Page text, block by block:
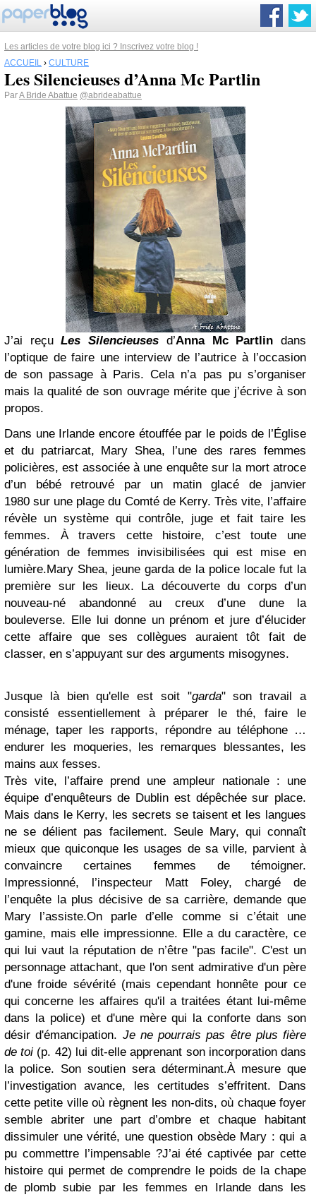
Les articles de votre blog ici ? Inscrivez votre blog !
ACCUEIL › CULTURE
Les Silencieuses d’Anna Mc Partlin
ParA Bride Abattue @abrideabattue
J’ai reçuLes Silencieuses d’Anna Mc Partlin dans
l’optique de faire une interview de l’autrice à l’occasion
de son passage à Paris. Cela n’a pas pu s’organiser
mais la qualité de son ouvrage mérite que j’écrive à son
propos.
Dans une Irlande encore étouffée par le poids de l’Église
et du patriarcat, Mary Shea, l’une des rares femmes
policières, est associée à une enquête sur la mort atroce
d’un bébé retrouvé par un matin glacé de janvier
1980sur une plage du Comté de Kerry. Très vite, l’affaire
révèle un système qui contrôle, juge et fait taire les
femmes. À travers cette histoire, c’est toute une
génération de femmes invisibilisées qui est mise en
lumière.Mary Shea, jeune garda de la police locale fut la
première sur les lieux. La découverte du corps d’un
nouveau-né abandonné au creux d’une dune la
bouleverse. Elle lui donne un prénom et jure d’élucider
cette affaire que ses collègues auraient tôt fait de
classer, en s’appuyant sur des arguments misogynes.
Jusque là bien qu'elleest soit "garda" son travail a
consisté essentiellement à préparer le thé, faire le
ménage, taper les rapports, répondre au téléphone …
endurer les moqueries, les remarques blessantes, les
mains aux fesses.
Très vite, l’affaire prend une ampleur nationale : une
équipe d’enquêteurs de Dublin est dépêchée sur place.
Mais dans le Kerry, les secrets se taisent et les langues
ne se délient pas facilement. Seule Mary, qui connaît
mieux que quiconque les usages de sa ville, parvient à
convaincre certaines femmes de témoigner.
Impressionné, l’inspecteur Matt Foley, chargé de
l’enquête la plus décisive de sa carrière, demande que
Mary l’assiste.On parle d’elle comme si c’était une
gamine, mais elle impressionne. Elle a du caractère, ce
qui lui vaut la réputation de n’être "pas facile". C'est un
personnage attachant, que l'on sent admirative d'un père
d'une froide sévérité (mais cependant honnête pour ce
qui concerne les affaires qu'il a traitées étant lui-même
dans la police) et d'une mère qui la conforte dans son
désir d'émancipation. Je ne pourrais pas être plus fière
de toi (p. 42) lui dit-elle apprenant son incorporation dans
la police. Son soutien sera déterminant.À mesure que
l’investigation avance, les certitudes s’effritent. Dans
cette petite ville où règnent les non-dits, où chaque foyer
semble abriter une part d’ombre et chaque habitant
dissimuler une vérité, une question obsède Mary : qui a
pu commettre l’impensable ?J’ai été captivée par cette
histoire qui permet de comprendre le poids de la chape
de plomb subie par les femmes en Irlande dans les